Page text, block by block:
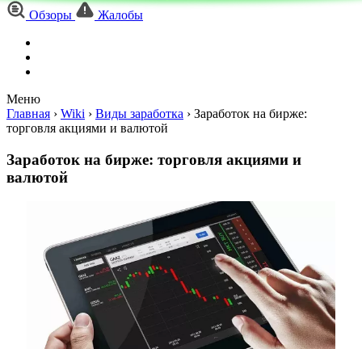
Обзоры
Жалобы
Меню
Главная › Wiki › Виды заработка › Заработок на бирже:
торговля акциями и валютой
Заработок на бирже: торговля акциями и
валютой